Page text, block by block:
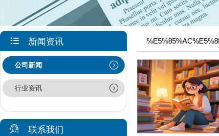
新闻资讯
公司新闻
行业资讯
联系我们